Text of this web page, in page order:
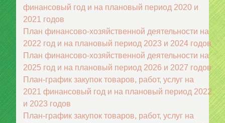
финансовый год и на плановый период 2020 и
2021 годов
План финансово-хозяйственной деятельности на
2022 год и на плановый период 2023 и 2024 годов
План финансово-хозяйственной деятельности на
2025 год и на плановый период 2026 и 2027 годов
План-график закупок товаров, работ, услуг на
2021 финансовый год и на плановый период 2022
и 2023 годов
План-график закупок товаров, работ, услуг на